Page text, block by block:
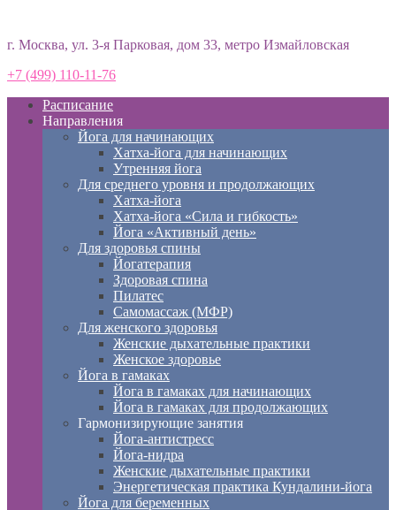
г. Москва, ул. 3-я Парковая, дом 33, метро Измайловская
+7 (499) 110-11-76
Расписание
Направления
Йога для начинающих
Хатха-йога для начинающих
Утренняя йога
Для среднего уровня и продолжающих
Хатха-йога
Хатха-йога «Сила и гибкость»
Йога «Активный день»
Для здоровья спины
Йогатерапия
Здоровая спина
Пилатес
Самомассаж (МФР)
Для женского здоровья
Женские дыхательные практики
Женское здоровье
Йога в гамаках
Йога в гамаках для начинающих
Йога в гамаках для продолжающих
Гармонизирующие занятия
Йога-антистресс
Йога-нидра
Женские дыхательные практики
Энергетическая практика Кундалини-йога
Йога для беременных